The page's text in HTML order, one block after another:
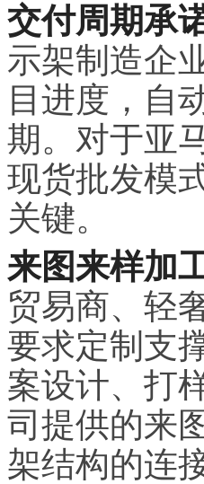
交付周期承
示架制造企
目进度，自
期。对于亚
现货批发模
关键。
来图来样加
贸易商、轻
要求定制支
案设计、打
司提供的来
架结构的连